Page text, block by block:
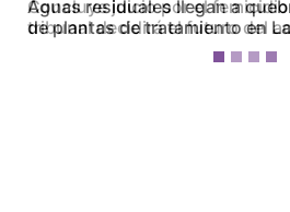
Concluye juicio por el
tribunal decidirá el futuro del